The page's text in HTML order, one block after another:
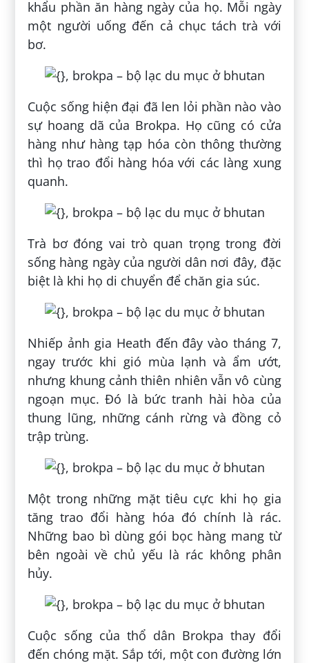
khẩu phần ăn hàng ngày của họ. Mỗi ngày
một người uống đến cả chục tách trà với
bơ.
Cuộc sống hiện đại đã len lỏi phần nào vào
sự hoang dã của Brokpa. Họ cũng có cửa
hàng như hàng tạp hóa còn thông thường
thì họ trao đổi hàng hóa với các làng xung
quanh.
Trà bơ đóng vai trò quan trọng trong đời
sống hàng ngày của người dân nơi đây, đặc
biệt là khi họ di chuyển để chăn gia súc.
Nhiếp ảnh gia Heath đến đây vào tháng 7,
ngay trước khi gió mùa lạnh và ẩm ướt,
nhưng khung cảnh thiên nhiên vẫn vô cùng
ngoạn mục. Đó là bức tranh hài hòa của
thung lũng, những cánh rừng và đồng cỏ
trập trùng.
Một trong những mặt tiêu cực khi họ gia
tăng trao đổi hàng hóa đó chính là rác.
Những bao bì dùng gói bọc hàng mang từ
bên ngoài về chủ yếu là rác không phân
hủy.
Cuộc sống của thổ dân Brokpa thay đổi
đến chóng mặt. Sắp tới, một con đường lớn